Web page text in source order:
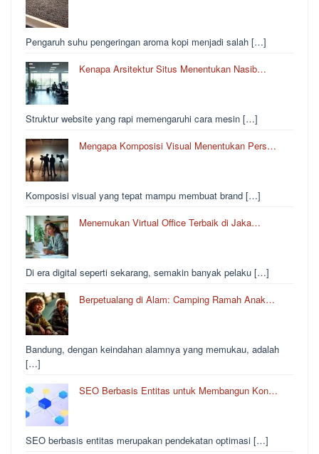
Pengaruh suhu pengeringan aroma kopi menjadi salah […]
Kenapa Arsitektur Situs Menentukan Nasib…
Struktur website yang rapi memengaruhi cara mesin […]
Mengapa Komposisi Visual Menentukan Pers…
Komposisi visual yang tepat mampu membuat brand […]
Menemukan Virtual Office Terbaik di Jaka…
Di era digital seperti sekarang, semakin banyak pelaku […]
Berpetualang di Alam: Camping Ramah Anak…
Bandung, dengan keindahan alamnya yang memukau, adalah
[…]
SEO Berbasis Entitas untuk Membangun Kon…
SEO berbasis entitas merupakan pendekatan optimasi […]